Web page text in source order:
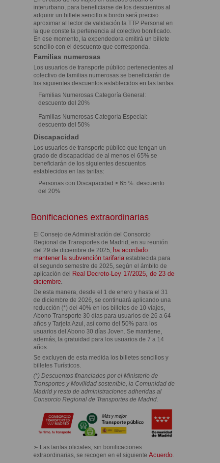
interurbano, para beneficiarse de los descuentos al
adquirir un billete sencillo a bordo será preciso
aproximar al lector de validación la TTP Personal en
la que conste la pertenencia al colectivo bonificado.
En ese momento, la expendedora emitirá un billete
sencillo con el descuento que corresponda.
Familias numerosas
Los usuarios de transporte público pertenecientes al
colectivo de familias numerosas se beneficiarán de
los siguientes descuentos establecidos en las tarifas:
Familias Numerosas Categoría General:
descuento del 20%
Familias Numerosas Categoría Especial:
descuento del 50%
Discapacidad
Los usuarios de transporte público que tengan un
grado de discapacidad de al menos el 65% se
beneficiarán de los siguientes descuentos
establecidos en las tarifas:
Personas con Discapacidad ≥ 65 %: descuento
del 20%
Bonificaciones extraordinarias
El Consejo de Administración del Consorcio
Regional de Transportes de Madrid, en su reunión
del 29 de diciembre de 2025, ha acordado
mantener la subvención tarifaria establecida para
el segundo semestre de 2025, según el ámbito de
aplicación del Real Decreto-Ley 17/2025, de 23 de
diciembre
De esta manera, desde el 1 de enero y hasta el 31
de diciembre de 2026, se continuará aplicando una
reducción (*) del 40% en los billetes de 10 viajes,
Abono Transporte 30 días para usuarios de 26 a 64
años y Tarjeta Azul, así como del 50% para los
usuarios del Abono 30 días Joven. Se mantiene,
además, la gratuidad para los usuarios de 7 a 14
años.
Se excluyen de esta medida los billetes sencillos y
billetes Turísticos.
(*) Descuentos financiados por el Ministerio de
Transportes y Movilidad sostenible, la Comunidad de
Madrid y resto de administraciones adheridas al
Consorcio Regional de Transportes de Madrid.
➢ Las tarifas oficiales, sin bonificaciones
extraordinarias, se recogen en el siguienteAcuerdo.